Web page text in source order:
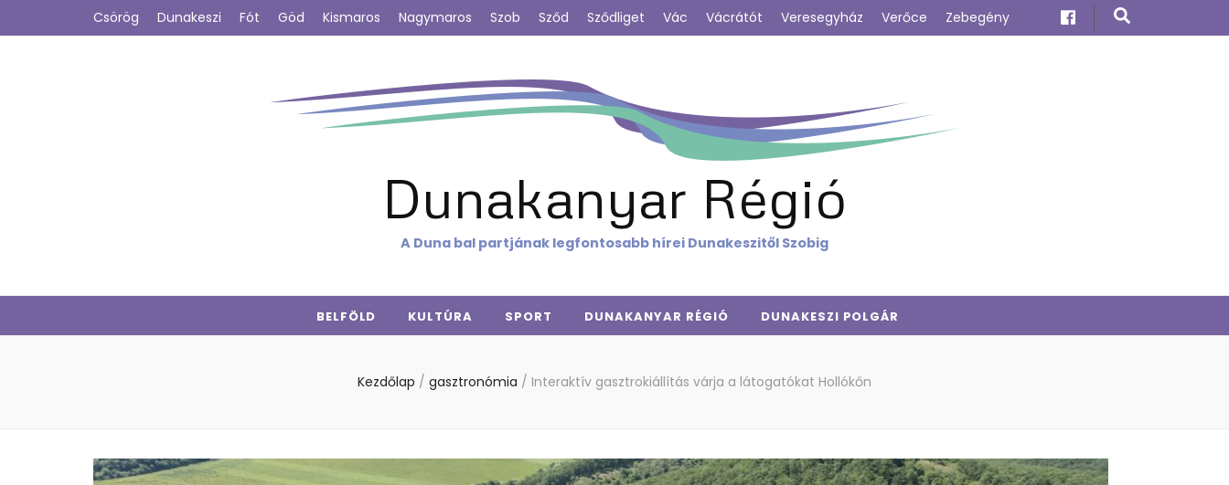
Csörög Dunakeszi Fót Göd Kismaros Nagymaros Szob Sződ Sződliget Vác Vácrátót Veresegyház Verőce Zebegény
Dunakanyar Régió
A Duna bal partjának legfontosabb hírei Dunakeszitől Szobig
BELFÖLD KULTÚRA SPORT DUNAKANYAR RÉGIÓ DUNAKESZI POLGÁR
Kezdőlap / gasztronómia / Interaktív gasztrokiállítás várja a látogatókat Hollókőn